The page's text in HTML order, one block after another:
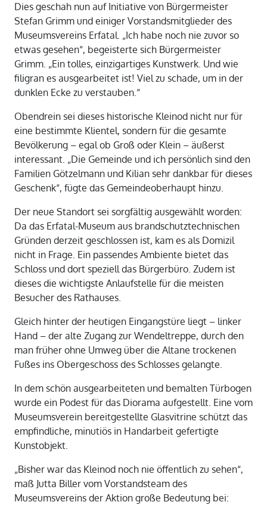
Dies geschah nun auf Initiative von Bürgermeister
Stefan Grimm und einiger Vorstandsmitglieder des
Museumsvereins Erfatal. „Ich habe noch nie zuvor so
etwas gesehen“, begeisterte sich Bürgermeister
Grimm. „Ein tolles, einzigartiges Kunstwerk. Und wie
filigran es ausgearbeitet ist! Viel zu schade, um in der
dunklen Ecke zu verstauben.“
Obendrein sei dieses historische Kleinod nicht nur für
eine bestimmte Klientel, sondern für die gesamte
Bevölkerung – egal ob Groß oder Klein – äußerst
interessant. „Die Gemeinde und ich persönlich sind den
Familien Götzelmann und Kilian sehr dankbar für dieses
Geschenk“, fügte das Gemeindeoberhaupt hinzu.
Der neue Standort sei sorgfältig ausgewählt worden:
Da das Erfatal-Museum aus brandschutztechnischen
Gründen derzeit geschlossen ist, kam es als Domizil
nicht in Frage. Ein passendes Ambiente bietet das
Schloss und dort speziell das Bürgerbüro. Zudem ist
dieses die wichtigste Anlaufstelle für die meisten
Besucher des Rathauses.
Gleich hinter der heutigen Eingangstüre liegt – linker
Hand – der alte Zugang zur Wendeltreppe, durch den
man früher ohne Umweg über die Altane trockenen
Fußes ins Obergeschoss des Schlosses gelangte.
In dem schön ausgearbeiteten und bemalten Türbogen
wurde ein Podest für das Diorama aufgestellt. Eine vom
Museumsverein bereitgestellte Glasvitrine schützt das
empfindliche, minutiös in Handarbeit gefertigte
Kunstobjekt.
„Bisher war das Kleinod noch nie öffentlich zu sehen“,
maß Jutta Biller vom Vorstandsteam des
Museumsvereins der Aktion große Bedeutung bei: